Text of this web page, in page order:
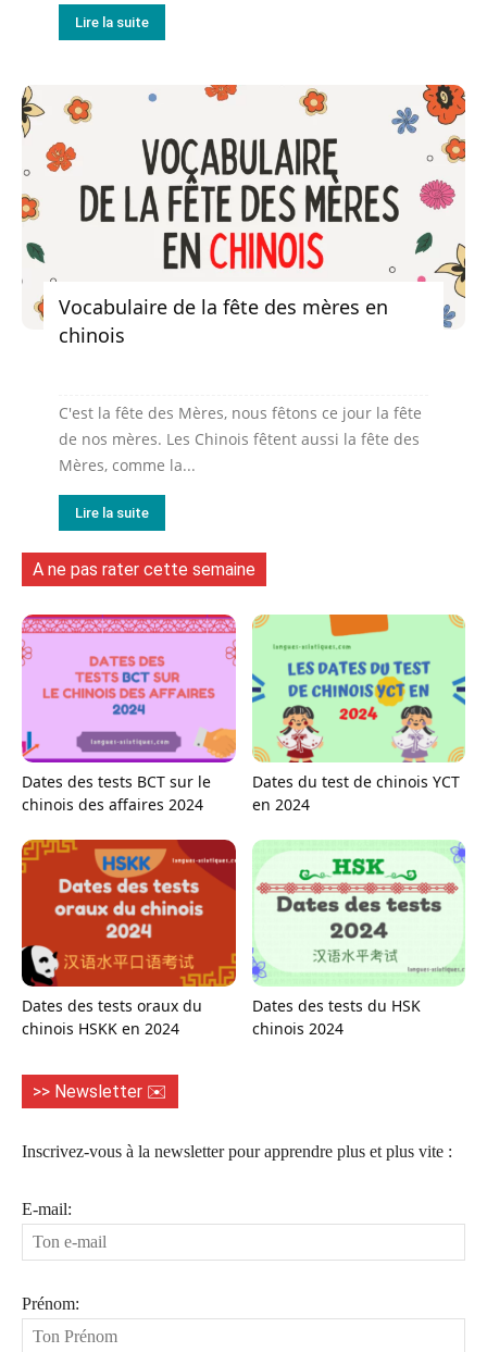
Lire la suite
Vocabulaire de la fête des mères en
chinois
C'est la fête des Mères, nous fêtons ce jour la fête
de nos mères. Les Chinois fêtent aussi la fête des
Mères, comme la...
Lire la suite
A ne pas rater cette semaine
Dates des tests BCT sur le
chinois des affaires 2024
Dates du test de chinois YCT
en 2024
Dates des tests oraux du
chinois HSKK en 2024
Dates des tests du HSK
chinois 2024
>> Newsletter ✉️
Inscrivez-vous à la newsletter pour apprendre plus et plus vite :
E-mail:
Prénom: